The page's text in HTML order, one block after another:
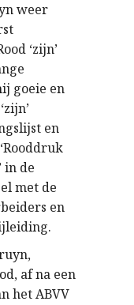
weer
‘zijn’
goeie en
en
in de
met de
en
af na een
het ABVV